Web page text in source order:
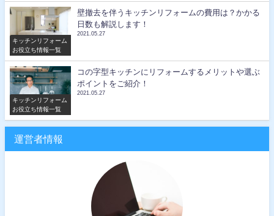
キッチンリフォーム
お役立ち情報一覧
壁撤去を伴うキッチンリフォームの費用は？かかる
日数も解説します！
2021.05.27
キッチンリフォーム
お役立ち情報一覧
コの字型キッチンにリフォームするメリットや選ぶ
ポイントをご紹介！
2021.05.27
運営者情報